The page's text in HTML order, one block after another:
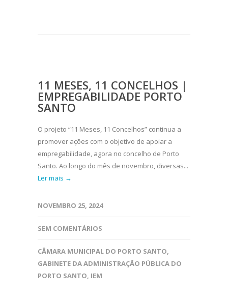
11 MESES, 11 CONCELHOS |
EMPREGABILIDADE PORTO
SANTO
O projeto “11 Meses, 11 Concelhos” continua a
promover ações com o objetivo de apoiar a
empregabilidade, agora no concelho de Porto
Santo. Ao longo do mês de novembro, diversas...
Ler mais →
NOVEMBRO 25, 2024
SEM COMENTÁRIOS
CÂMARA MUNICIPAL DO PORTO SANTO,
GABINETE DA ADMINISTRAÇÃO PÚBLICA DO
PORTO SANTO, IEM